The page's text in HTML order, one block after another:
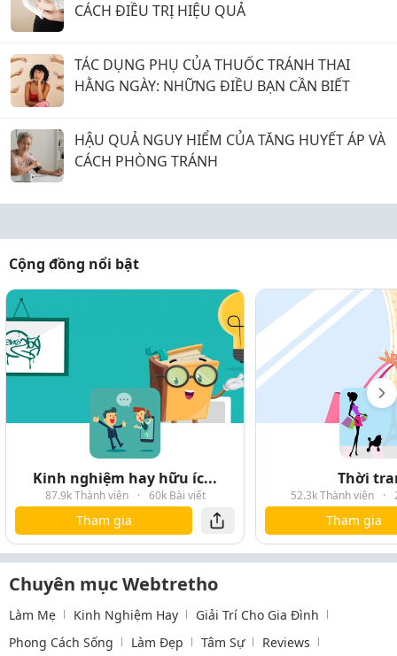
CÁCH ĐIỀU TRỊ HIỆU QUẢ
TÁC DỤNG PHỤ CỦA THUỐC TRÁNH THAI
HẰNG NGÀY: NHỮNG ĐIỀU BẠN CẦN BIẾT
HẬU QUẢ NGUY HIỂM CỦA TĂNG HUYẾT ÁP VÀ
CÁCH PHÒNG TRÁNH
Cộng đồng nổi bật
Kinh nghiệm hay hữu íc...
87.9k Thành viên · 60k Bài viết
Tham gia
Thời
52.3k Thành viên ·
Tham gia
Chuyên mục Webtretho
Làm Mẹ Kinh Nghiệm Hay
Giải Trí Cho Gia Đình
Phong Cách Sống
Làm Đẹp Tâm Sự Reviews